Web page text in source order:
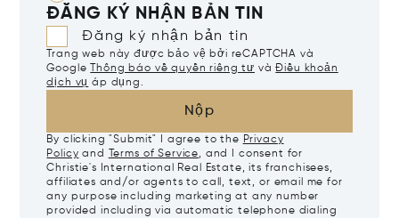
ĐĂNG KÝ NHẬN BẢN TIN
Đăng ký nhận bản tin
Trang web này được bảo vệ bởi reCAPTCHA và
Google
Thông báo về quyền riêng tư vàĐiều khoản
dịch vụ áp dụng.
Nộp
By clicking "Submit" I agree to the Privacy
Policy and Terms of Service, and I consent for
Christie's International Real Estate, its franchisees,
affiliates and/or agents to call, text, or email me for
any purpose including marketing at any number
provided including via automatic telephone dialing